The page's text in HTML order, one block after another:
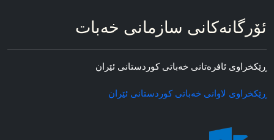
ئۆرگانه‌کانی سازمانی خه‌بات
ڕێکخراوی ئافره‌تانی خه‌باتی کوردستانی ئێران
ڕێکخراوی لاوانی خه‌باتی کوردستانی ئێران